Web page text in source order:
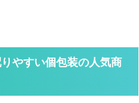
やすい個包装の人気商